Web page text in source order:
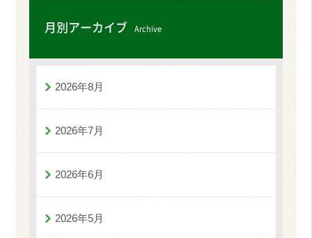
月別アーカイブ Archive
2026年8月
2026年7月
2026年6月
2026年5月